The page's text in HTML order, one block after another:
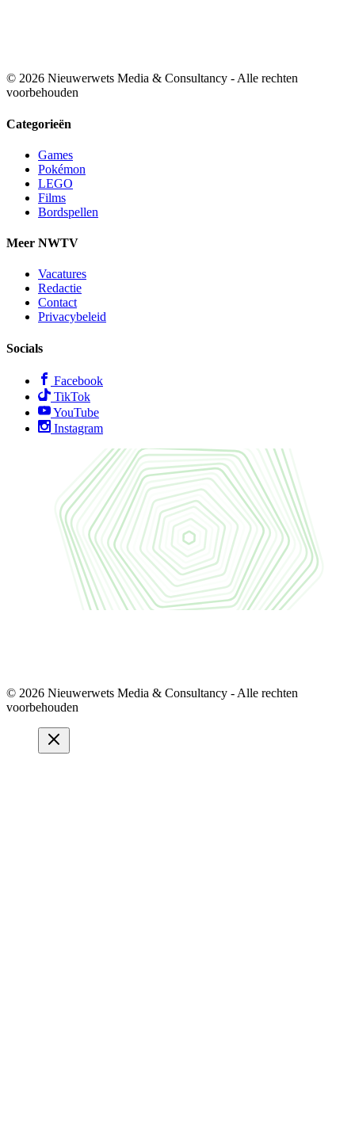
© 2026 Nieuwerwets Media & Consultancy - Alle rechten
voorbehouden
Categorieën
Games
Pokémon
LEGO
Films
Bordspellen
Meer NWTV
Vacatures
Redactie
Contact
Privacybeleid
Socials
Facebook
TikTok
YouTube
Instagram
© 2026 Nieuwerwets Media & Consultancy - Alle rechten
voorbehouden